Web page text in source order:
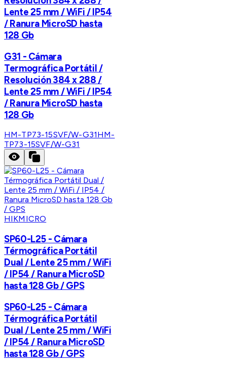
Lente 25 mm / WiFi / IP54
/ Ranura MicroSD hasta
128 Gb
G31 - Cámara
Termográfica Portátil /
Resolución 384 x 288 /
Lente 25 mm / WiFi / IP54
/ Ranura MicroSD hasta
128 Gb
HM-TP73-15SVF/W-G31HM-
TP73-15SVF/W-G31
HIKMICRO
SP60-L25 - Cámara
Térmográfica Portátil
Dual / Lente 25 mm / WiFi
/ IP54 / Ranura MicroSD
hasta 128 Gb / GPS
SP60-L25 - Cámara
Térmográfica Portátil
Dual / Lente 25 mm / WiFi
/ IP54 / Ranura MicroSD
hasta 128 Gb / GPS